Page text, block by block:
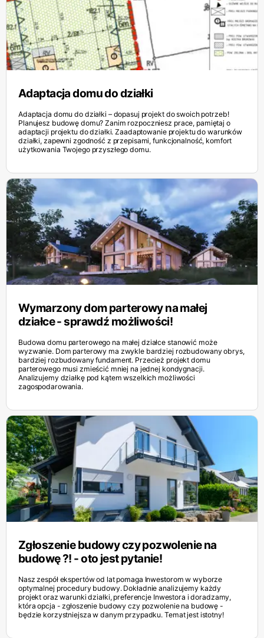
Adaptacja domu do działki
Adaptacja domu do działki – dopasuj projekt do swoich potrzeb!
Planujesz budowę domu? Zanim rozpoczniesz prace, pamiętaj o
adaptacji projektu do działki. Zaadaptowanie projektu do warunków
działki, zapewni zgodność z przepisami, funkcjonalność, komfort
użytkowania Twojego przyszłego domu.
Wymarzony dom parterowy na małej
działce - sprawdź możliwości!
Budowa domu parterowego na małej działce stanowić może
wyzwanie. Dom parterowy ma zwykle bardziej rozbudowany obrys,
bardziej rozbudowany fundament. Przecież projekt domu
parterowego musi zmieścić mniej na jednej kondygnacji.
Analizujemy działkę pod kątem wszelkich możliwości
zagospodarowania.
Zgłoszenie budowy czy pozwolenie na
budowę ?! - oto jest pytanie!
Nasz zespół ekspertów od lat pomaga Inwestorom w wyborze
optymalnej procedury budowy. Dokładnie analizujemy każdy
projekt oraz warunki działki, preferencje Inwestora i doradzamy,
która opcja - zgłoszenie budowy czy pozwolenie na budowę -
będzie korzystniejsza w danym przypadku. Temat jest istotny!